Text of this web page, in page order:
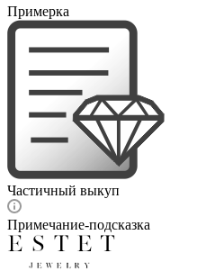
Примерка
Частичный выкуп
Примечание-подсказка